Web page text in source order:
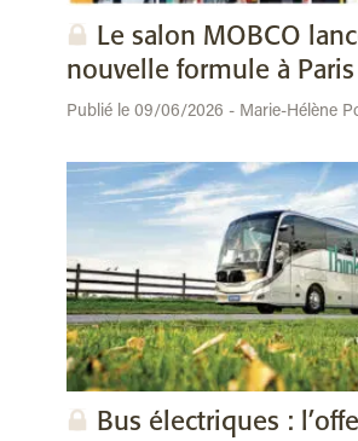
Le salon MOBCO
nouvelle formule à Paris
Publié le 09/06/2026 - Marie-Hélène
Bus électriques :